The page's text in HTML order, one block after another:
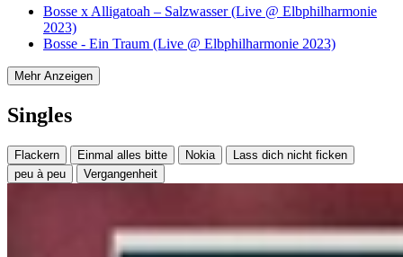
Bosse x Alligatoah – Salzwasser (Live @ Elbphilharmonie
2023)
Bosse - Ein Traum (Live @ Elbphilharmonie 2023)
Mehr Anzeigen
Singles
Flackern Einmal alles bitte Nokia
Lass dich nicht ficken
peu à peu
Vergangenheit